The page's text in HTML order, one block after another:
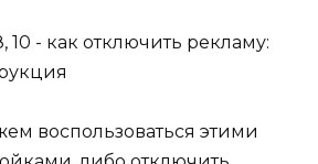
воспользоваться этими